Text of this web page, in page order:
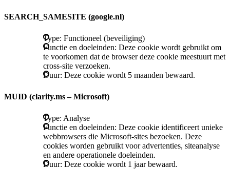
SEARCH_SAMESITE (google.nl)
Type: Functioneel (beveiliging)
Functie en doeleinden: Deze cookie wordt gebruikt om
te voorkomen dat de browser deze cookie meestuurt met
cross-site verzoeken.
Duur: Deze cookie wordt 5 maanden bewaard.
MUID (clarity.ms – Microsoft)
Type: Analyse
Functie en doeleinden: Deze cookie identificeert unieke
webbrowsers die Microsoft-sites bezoeken. Deze
cookies worden gebruikt voor advertenties, siteanalyse
en andere operationele doeleinden.
Duur: Deze cookie wordt 1 jaar bewaard.